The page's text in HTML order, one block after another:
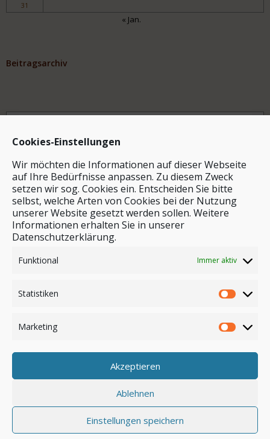
Cookies-Einstellungen
Wir möchten die Informationen auf dieser Webseite
auf Ihre Bedürfnisse anpassen. Zu diesem Zweck
setzen wir sog. Cookies ein. Entscheiden Sie bitte
selbst, welche Arten von Cookies bei der Nutzung
unserer Website gesetzt werden sollen. Weitere
Informationen erhalten Sie in unserer
Datenschutzerklärung.
Funktional Immer aktiv
Statistiken
Marketing
Akzeptieren
Ablehnen
Einstellungen speichern
31
« Jan.
Beitragsarchiv
Archiv
Stichwortsuche
Anmelden
© by safar-reiseblog.de